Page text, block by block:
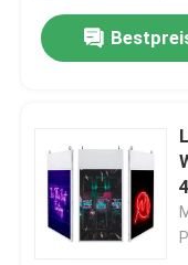
Produkte
Videos